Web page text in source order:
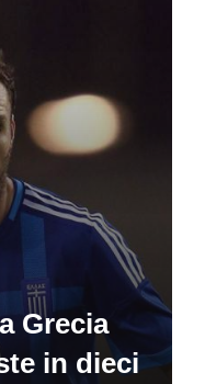
Grecia
in dieci